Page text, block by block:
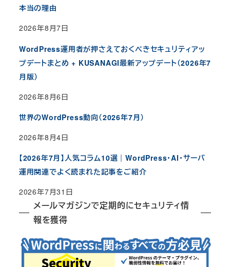
本当の理由
2026年8月7日
WordPress運用者が押さえておくべきセキュリティアッ
プデートまとめ + KUSANAGI最新アップデート（2026年7
月版）
2026年8月6日
世界のWordPress動向（2026年7月）
2026年8月4日
【2026年7月】人気コラム10選｜WordPress・AI・サーバ
運用関連でよく読まれた記事をご紹介
2026年7月31日
メールマガジンで定期的にセキュリティ情
報を獲得